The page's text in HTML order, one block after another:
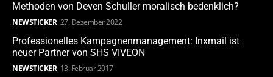
Methoden von Deven Schuller moralisch bedenklich?
NEWSTICKER 27. Dezember 2022
Professionelles Kampagnenmanagement: Inxmail ist
neuer Partner von SHS VIVEON
NEWSTICKER 13. Februar 2017